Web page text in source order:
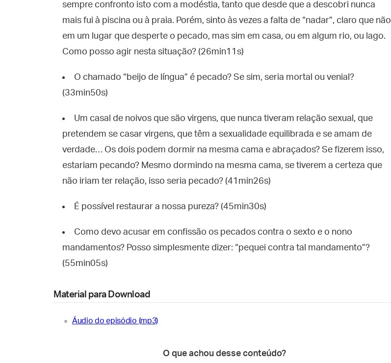
sempre confronto isto com a modéstia, tanto que desde que a descobri nunca
mais fui à piscina ou à praia. Porém, sinto às vezes a falta de “nadar”, claro que não
em um lugar que desperte o pecado, mas sim em casa, ou em algum rio, ou lago.
Como posso agir nesta situação? (26min11s)
O chamado “beijo de língua” é pecado? Se sim, seria mortal ou venial?
(33min50s)
Um casal de noivos que são virgens, que nunca tiveram relação sexual, que
pretendem se casar virgens, que têm a sexualidade equilibrada e se amam de
verdade… Os dois podem dormir na mesma cama e abraçados? Se fizerem isso,
estariam pecando? Mesmo dormindo na mesma cama, se tiverem a certeza que
não iriam ter relação, isso seria pecado? (41min26s)
É possível restaurar a nossa pureza? (45min30s)
Como devo acusar em confissão os pecados contra o sexto e o nono
mandamentos? Posso simplesmente dizer: “pequei contra tal mandamento”?
(55min05s)
Material para Download
Áudio do episódio (mp3)
O que achou desse conteúdo?